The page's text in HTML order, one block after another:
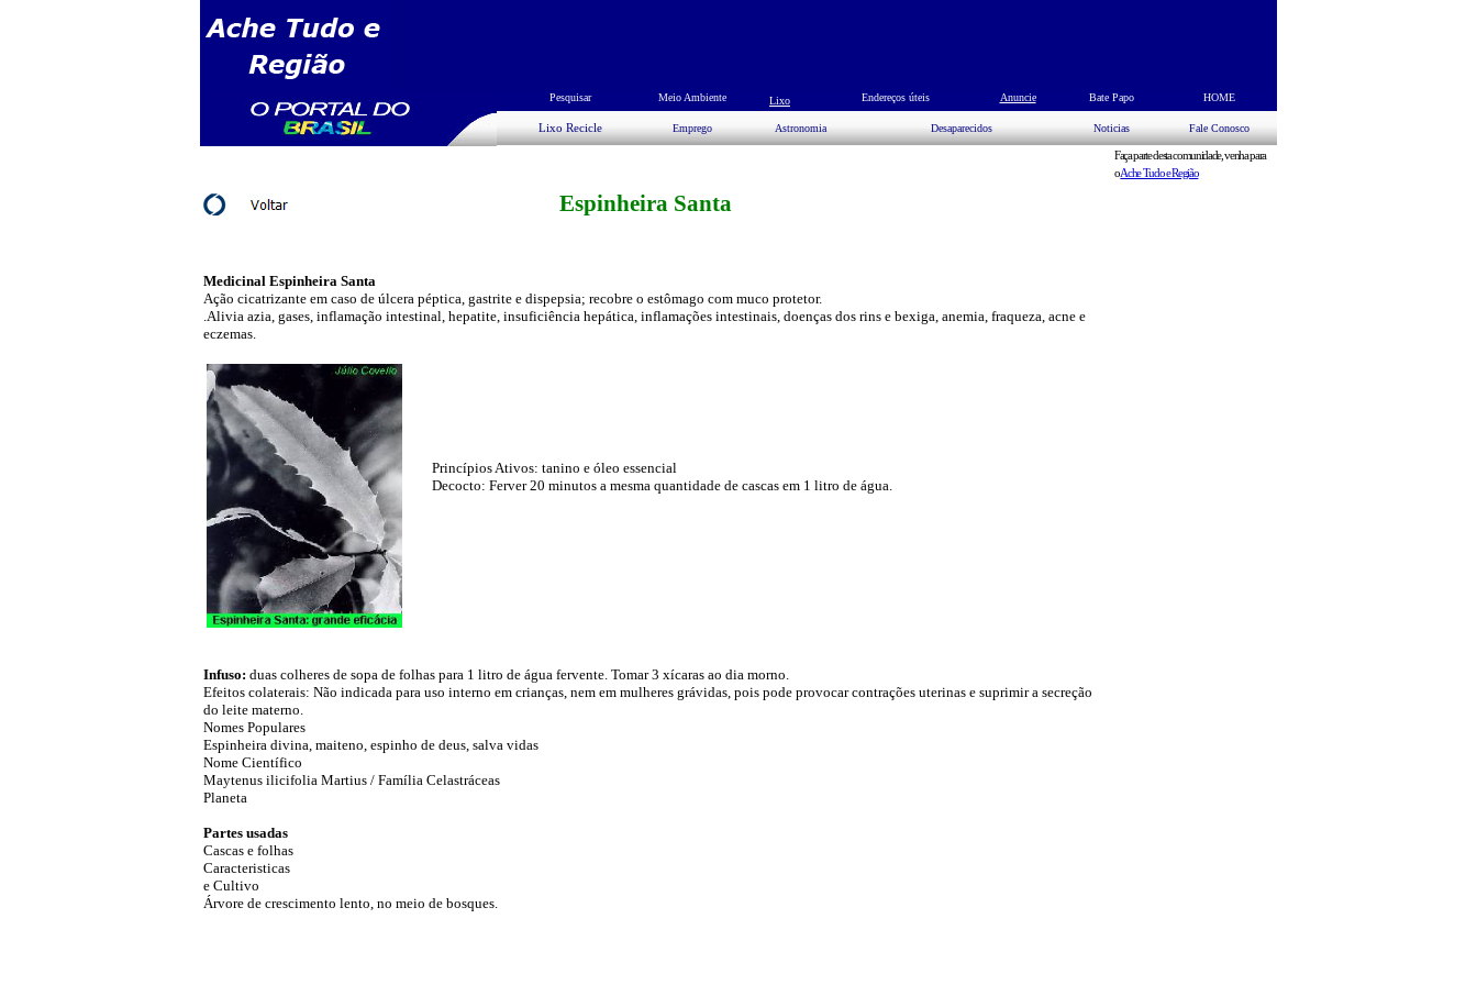
Pesquisar Meio Ambiente Lixo Endereços úteis Anuncie Bate Papo HOME
Lixo Recicle Emprego Astronomia Desaparecidos Noticias Fale Conosco
Espinheira Santa
Medicinal Espinheira Santa
Ação cicatrizante em caso de úlcera péptica, gastrite e dispepsia; recobre o estômago com muco protetor.
.Alivia azia, gases, inflamação intestinal, hepatite, insuficiência hepática, inflamações intestinais, doenças dos rins e bexiga, anemia, fraqueza, acne e
eczemas.
Princípios Ativos: tanino e óleo essencial
Decocto: Ferver 20 minutos a mesma quantidade de cascas em 1 litro de água.
Infuso: duas colheres de sopa de folhas para 1 litro de água fervente. Tomar 3 xícaras ao dia morno.
Efeitos colaterais: Não indicada para uso interno em crianças, nem em mulheres grávidas, pois pode provocar contrações uterinas e suprimir a secreção
do leite materno.
Nomes Populares
Espinheira divina, maiteno, espinho de deus, salva vidas
Nome Científico
Maytenus ilicifolia Martius / Família Celastráceas
Planeta
Partes usadas
Cascas e folhas
Caracteristicas
e Cultivo
Árvore de crescimento lento, no meio de bosques.
Faça parte desta comunidade, venha para
oAche Tudo e Região